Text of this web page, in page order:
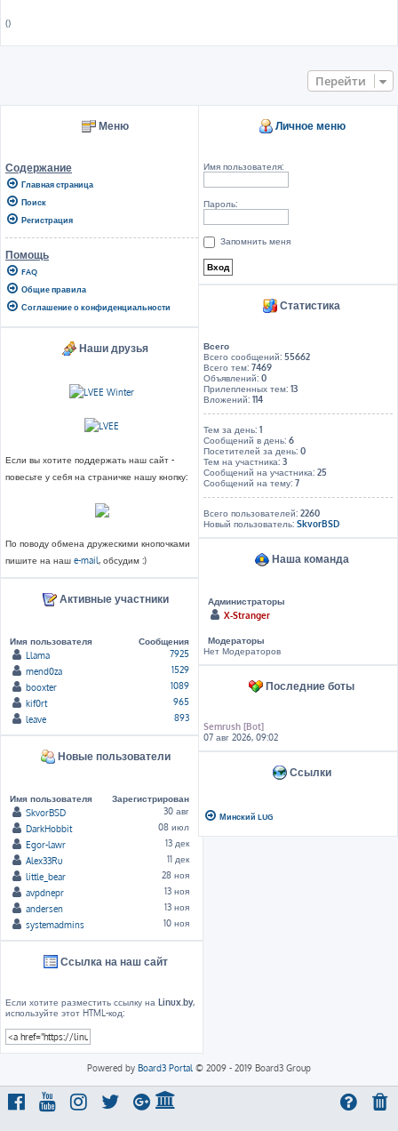
()
Перейти
Меню
Содержание
Главная страница
Поиск
Регистрация
Помощь
FAQ
Общие правила
Соглашение о конфиденциальности
Наши друзья
Если вы хотите поддержать наш сайт -
повесьте у себя на страничке нашу кнопку:
По поводу обмена дружескими кнопочками
пишите на наш e-mail, обсудим :)
Активные участники
Имя пользователя
Сообщения
Llama
7925
mend0za
1529
booxter
1089
kif0rt
965
leave
893
Новые пользователи
Имя пользователя
Зарегистрирован
SkvorBSD
30 авг
DarkHobbit
08 июл
Egor-lawr
13 дек
Alex33Ru
11 дек
little_bear
28 ноя
avpdnepr
13 ноя
andersen
13 ноя
systemadmins
10 ноя
Ссылка на наш сайт
Если хотите разместить ссылку на Linux.by,
используйте этот HTML-код:
Личное меню
Имя пользователя:
Пароль:
Запомнить меня
Статистика
Всего
Всего сообщений:55662
Всего тем:7469
Объявлений:0
Прилепленных тем:13
Вложений:114
Тем за день:1
Сообщений в день:6
Посетителей за день:0
Тем на участника:3
Сообщений на участника:25
Сообщений на тему:7
Всего пользователей:2260
Новый пользователь:SkvorBSD
Наша команда
Администраторы
X-Stranger
Модераторы
Нет Модераторов
Последние боты
Semrush [Bot]
07 авг 2026, 09:02
Ссылки
Минский LUG
Powered by Board3 Portal © 2009 - 2019 Board3 Group